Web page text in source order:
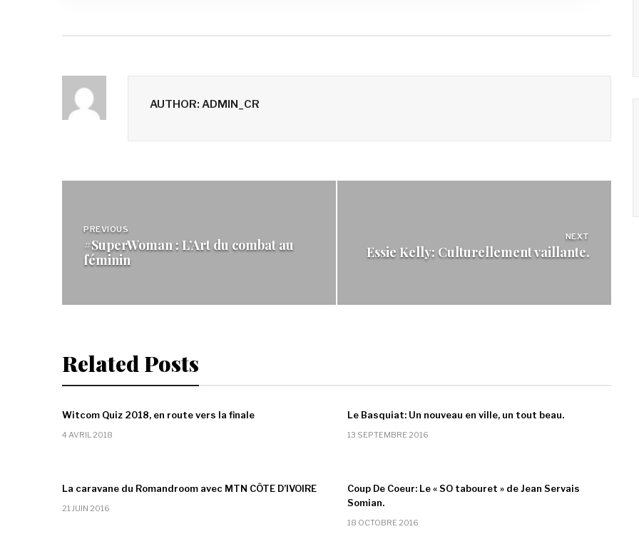
AUTHOR: ADMIN_CR
de
l’article
PREVIOUS
#SuperWoman : L’Art du combat au
féminin
NEXT
Essie Kelly: Culturellement vaillante.
Related Posts
Witcom Quiz 2018, en route vers la finale
4 AVRIL 2018
Le Basquiat: Un nouveau en ville, un tout beau.
13 SEPTEMBRE 2016
La caravane du Romandroom avec MTN CÔTE D’IVOIRE
21 JUIN 2016
Coup De Coeur: Le « SO tabouret » de Jean Servais
Somian.
18 OCTOBRE 2016